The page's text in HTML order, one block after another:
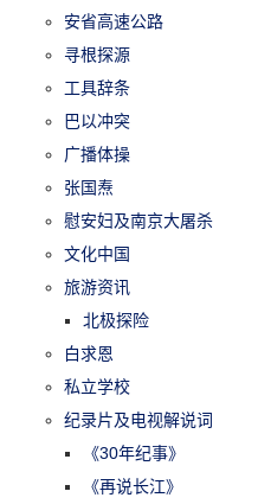
安省高速公路
寻根探源
工具辞条
巴以冲突
广播体操
张国焘
慰安妇及南京大屠杀
文化中国
旅游资讯
北极探险
白求恩
私立学校
纪录片及电视解说词
《30年纪事》
《再说长江》